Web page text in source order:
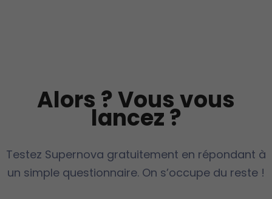
Alors ? Vous vous
lancez ?
Testez Supernova gratuitement en répondant à
un simple questionnaire. On s’occupe du reste !